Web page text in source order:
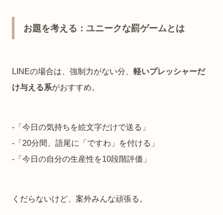
お題を考える：ユニークな罰ゲームとは
LINEの場合は、強制力がない分、 軽いプレッシャーだ
け与える系がおすすめ。
-「今日の気持ちを絵文字だけで送る」
-「20分間、語尾に「ですわ」を付ける」
-「今日の自分の生産性を10段階評価」
くだらないけど、案外みんな頑張る。